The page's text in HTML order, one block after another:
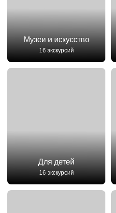
Музеи и искусство
16 экскурсий
Для детей
16 экскурсий